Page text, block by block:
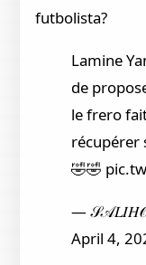
futbolista?
Lamine
de
le frero
récupérer
🤣🤣
—
April 4,